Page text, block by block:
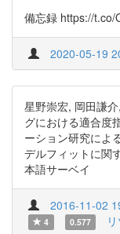
備忘録 https://t.co/
2020-05-19
星野崇宏, 岡田謙
グにおける適合度
ーション研究によ
デルフィットに関
本語サーベイ
2016-11-02
4
0.577